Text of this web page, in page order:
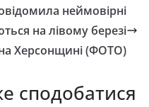
неймовірні
на лівому березі
Херсонщині (ФОТО)
сподобатися